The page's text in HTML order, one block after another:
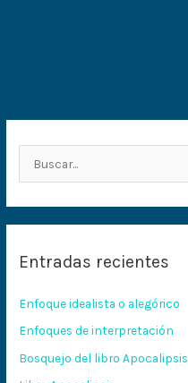
a
p
o
r
Entradas recientes
Enfoque idealista o alegórico
Enfoques de interpretación
Bosquejo del libro Apocalipsis